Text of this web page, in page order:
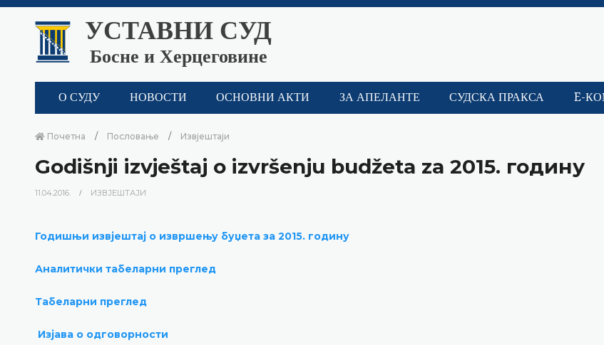
УСТАВНИ СУД
Босне и Херцеговине
О СУДУ НОВОСТИ ОСНОВНИ АКТИ ЗА АПЕЛАНТЕ СУДСКА ПРАКСА E-
Почетна Пословање Извјештаји
Godišnji izvještaj o izvršenju budžeta za 2015. годину
11.04.2016. ИЗВЈЕШТАЈИ
Годишњи извјештај о извршењу буџета за 2015. годину
Аналитички табеларни преглед
Табеларни преглед
Изјава о одговорности